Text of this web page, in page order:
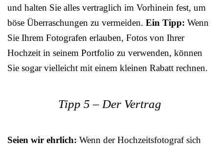
und halten Sie alles vertraglich im Vorhinein fest, um
böse Überraschungen zu vermeiden. Ein Tipp: Wenn
Sie Ihrem Fotografen erlauben, Fotos von Ihrer
Hochzeit in seinem Portfolio zu verwenden, können
Sie sogar vielleicht mit einem kleinen Rabatt rechnen.
Tipp 5 – Der Vertrag
Seien wir ehrlich: Wenn der Hochzeitsfotograf sich